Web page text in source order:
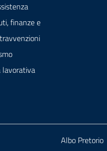
finanze e
lavorativa
Albo Pretorio